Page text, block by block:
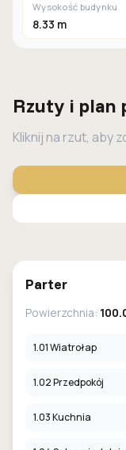
Wysokość budynku
8.33 m
Rzuty i plan
Kliknij na rzut, aby
Parter
Powierzchnia:
1.01 Wiatrołap
1.02 Przedpokój
1.03 Kuchnia